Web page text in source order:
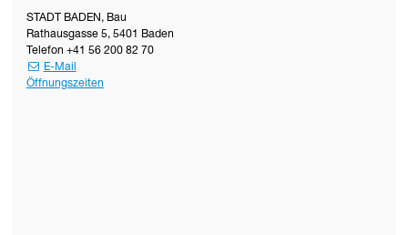
STADT BADEN, Bau
Rathausgasse 5, 5401 Baden
Telefon +41 56 200 82 70
E-Mail
Öffnungszeiten